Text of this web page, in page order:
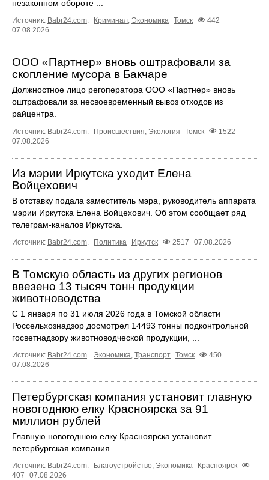
незаконном обороте ...
Источник: Babr24.com. Криминал, Экономика Томск
442
07.08.2026
ООО «Партнер» вновь оштрафовали за
скопление мусора в Бакчаре
Должностное лицо регоператора ООО «Партнер» вновь
оштрафовали за несвоевременный вывоз отходов из
райцентра.
Источник: Babr24.com Происшествия Экология Томск
1522
07.08.2026
Из мэрии Иркутска уходит Елена
Войцехович
В отставку подала заместитель мэра, руководитель аппарата
мэрии Иркутска Елена Войцехович. Об этом сообщает ряд
телеграм‑каналов Иркутска.
Источник: Babr24.com Политика Иркутск 2517 07.08.2026
В Томскую область из других регионов
ввезено 13 тысяч тонн продукции
животноводства
С 1 января по 31 июля 2026 года в Томской области
Россельхознадзор досмотрел 14493 тонны подконтрольной
госветнадзору животноводческой продукции, ...
Источник: Babr24.com. Экономика, Транспорт Томск
450
07.08.2026
Петербургская компания установит главную
новогоднюю елку Красноярска за 91
миллион рублей
Главную новогоднюю елку Красноярска установит
петербургская компания.
Источник: Babr24.com. Благоустройство, Экономика
Красноярск
407
07.08.2026